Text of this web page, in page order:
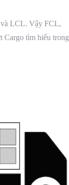
và LCL. Vậy FCL,
Cargo tìm hiểu trong